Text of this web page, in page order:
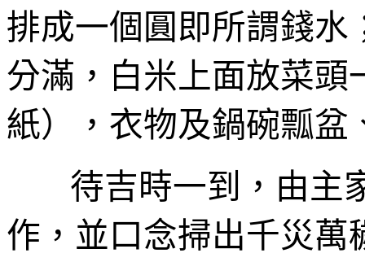
排成一個圓即所謂錢水
分滿，白米上面放菜頭
紙）， 衣物及鍋碗瓢盆
待吉時一到，由主
作，並口念掃出千災萬